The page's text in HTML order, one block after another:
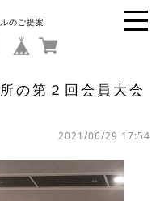
のご提案
の第２回会員大会
2021/06/29 17:54